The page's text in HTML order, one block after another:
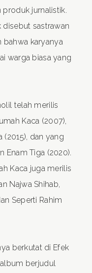
produk jurnalistik.
sastrawan
bahwa karyanya
warga biasa yang
telah merilis
Kaca (2007),
(2015), dan yang
Enam Tiga (2020).
Kaca juga merilis
Najwa Shihab,
Seperti Rahim
berkutat di Efek
berjudul